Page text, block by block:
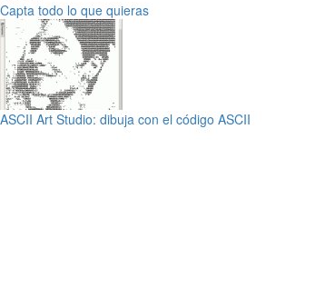
Capta todo lo que quieras
ASCII Art Studio: dibuja con el código ASCII